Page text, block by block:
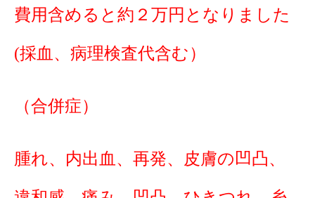
費用含めると約２万円となりました
(採血、病理検査代含む）
（合併症）
腫れ、内出血、再発、皮膚の凹凸、